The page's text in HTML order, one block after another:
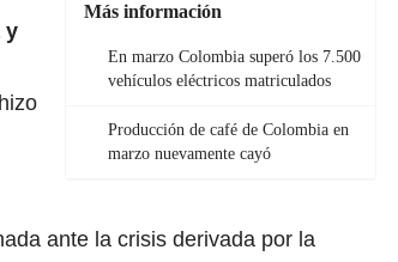
Más información
En marzo Colombia superó los 7.500
vehículos eléctricos matriculados
Producción de café de Colombia en
marzo nuevamente cayó
y
ante la crisis derivada por la